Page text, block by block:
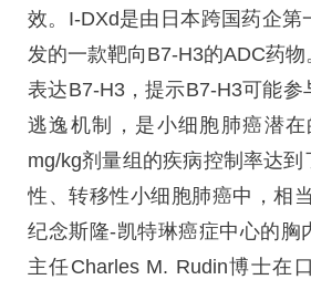
效。I-DXd是由日本跨国药企第
发的一款靶向B7-H3的ADC药
表达B7-H3，提示B7-H3可能参
逃逸机制，是小细胞肺癌潜在
mg/kg剂量组的疾病控制率达
性、转移性小细胞肺癌中，相
纪念斯隆-凯特琳癌症中心的胸
主任Charles M. Rudin博士在